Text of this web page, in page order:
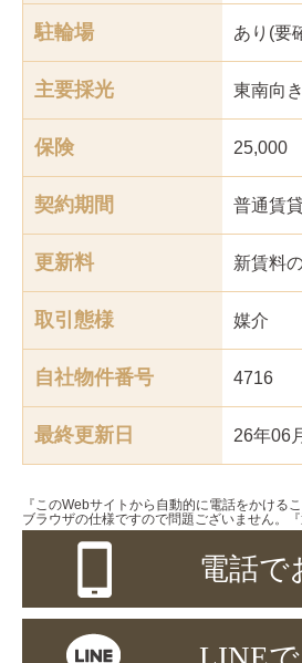
駐輪場 あり(要
主要採光 東南向き
保険 25,000
契約期間 普通賃
更新料 新賃料
取引態様 媒介
自社物件番号 4716
最終更新日 26年06
『このWebサイトから自動的に電話をかける
ブラウザの仕様ですので問題ございません。
電話で